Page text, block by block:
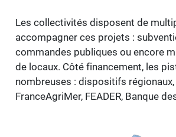
Les collectivités disposent de
accompagner ces projets :
commandes publiques ou encore
de locaux. Côté financement, les
nombreuses : dispositifs
FranceAgriMer, FEADER, Banque